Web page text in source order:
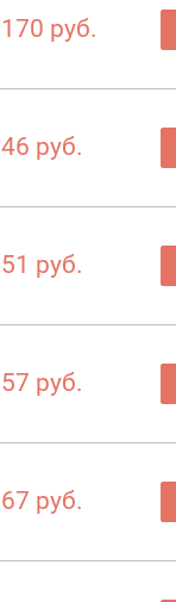
170 руб.
46 руб.
51 руб.
57 руб.
67 руб.